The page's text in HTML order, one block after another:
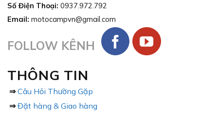
Số Điện Thoại: 0937.972.792
Email: motocampvn@gmail.com
FOLLOW KÊNH
THÔNG TIN
⇒ Câu Hỏi Thường Gặp
⇒ Đặt hàng & Giao hàng